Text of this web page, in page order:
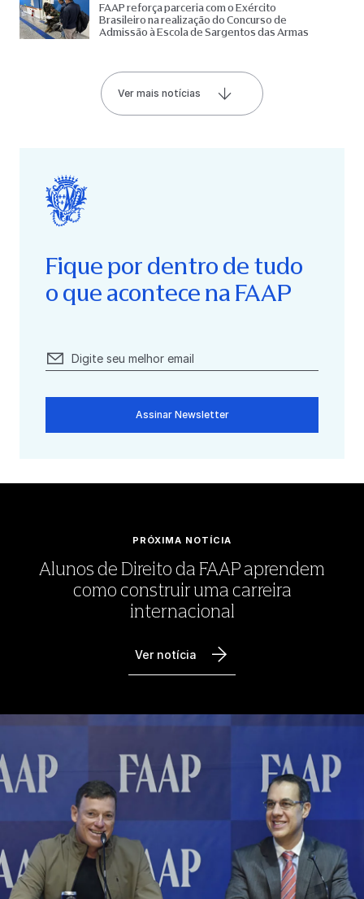
FAAP reforça parceria com o Exército
Brasileiro na realização do Concurso de
Admissão à Escola de Sargentos das Armas
Ver mais notícias
Fique por dentro de tudo
o que acontece na FAAP
Assinar Newsletter
PRÓXIMA NOTÍCIA
Alunos de Direito da FAAP aprendem
como construir uma carreira
internacional
Ver notícia